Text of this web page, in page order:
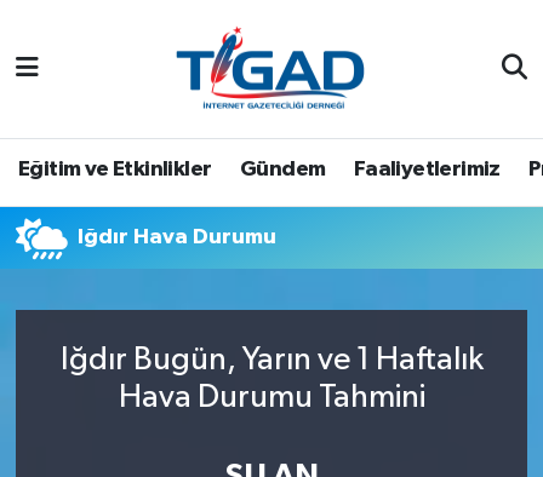
Eğitim ve Etkinlikler Gündem Faaliyetlerimiz
Iğdır Hava Durumu
Iğdır Bugün, Yarın ve 1 Haftalık
Hava Durumu Tahmini
Nöbetçi Eczaneler
Tüm Manşetler
Son Dakika Haberleri